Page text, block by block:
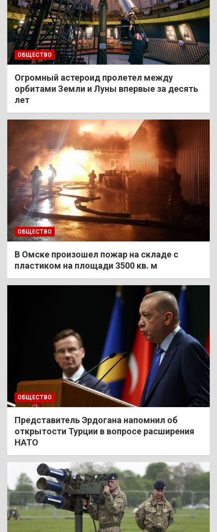
ОБЩЕСТВО
Огромный астероид пролетел между
орбитами Земли и Луны впервые за десять
лет
ОБЩЕСТВО
В Омске произошел пожар на складе с
пластиком на площади 3500 кв. м
ОБЩЕСТВО
Представитель Эрдогана напомнил об
открытости Турции в вопросе расширения
НАТО